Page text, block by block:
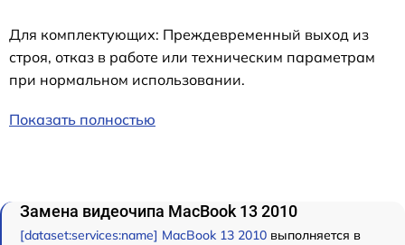
Для комплектующих: Преждевременный выход из
строя, отказ в работе или техническим параметрам
при нормальном использовании.
Показать полностью
Замена видеочипа MacBook 13 2010
[dataset:services:name] MacBook 13 2010 выполняется в